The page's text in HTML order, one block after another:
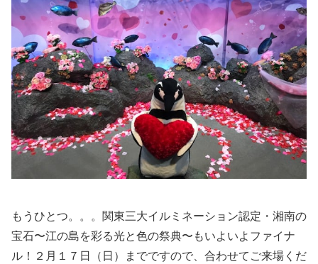
もうひとつ。。。関東三大イルミネーション認定・湘南の
宝石〜江の島を彩る光と色の祭典〜もいよいよファイナ
ル！２月１７日（日）までですので、合わせてご来場くだ